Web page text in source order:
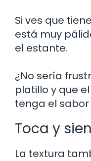
Si ves que
está muy
el estante.
¿No sería
platillo y que
tenga el
Toca y
La textura